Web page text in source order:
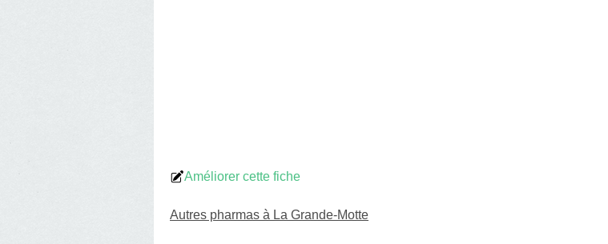
Améliorer cette fiche
Autres pharmas à La Grande-Motte